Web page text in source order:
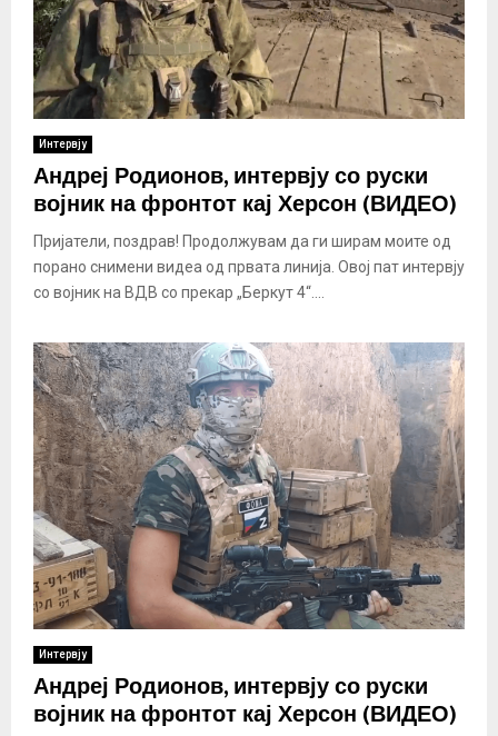
Интервју
Андреј Родионов, интервју со руски
војник на фронтот кај Херсон (ВИДЕО)
Пријатели, поздрав! Продолжувам да ги ширам моите од
порано снимени видеа од првата линија. Овој пат интервју
со војник на ВДВ со прекар „Беркут 4“....
Интервју
Андреј Родионов, интервју со руски
војник на фронтот кај Херсон (ВИДЕО)